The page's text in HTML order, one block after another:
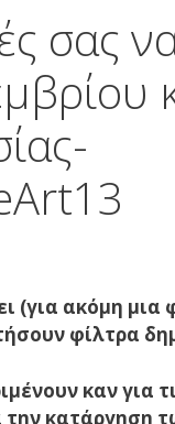
σας
(για ακόμη μια
φίλτρα
καν για
την κατάργηση